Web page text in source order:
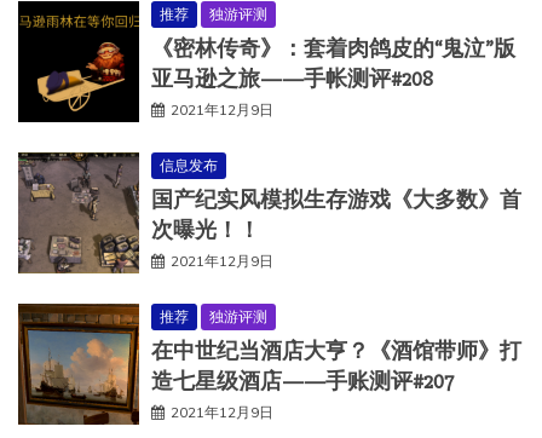
推荐 独游评测
《密林传奇》：套着肉鸽皮的“鬼泣”版
亚马逊之旅——手帐测评#208
2021年12月9日
信息发布
国产纪实风模拟生存游戏《大多数》首
次曝光！！
2021年12月9日
推荐 独游评测
在中世纪当酒店大亨？《酒馆带师》打
造七星级酒店——手账测评#207
2021年12月9日